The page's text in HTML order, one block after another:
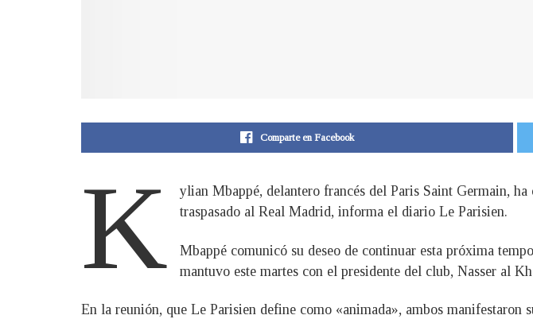
Comparte en Facebook
K
ylian Mbappé, delantero francés del Paris Saint Germain,
traspasado al Real Madrid, informa el diario Le Parisien.
Mbappé comunicó su deseo de continuar esta próxima
mantuvo este martes con el presidente del club, Nasser al
En la reunión, que Le Parisien define como «animada», ambos